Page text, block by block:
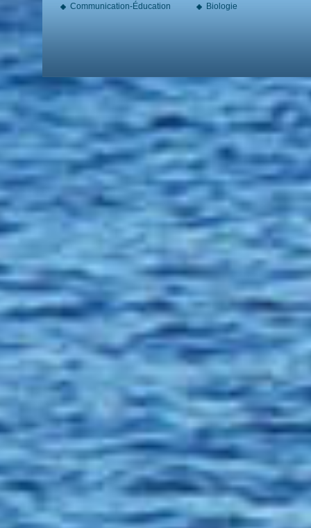
Communication-Éducation
Biologie